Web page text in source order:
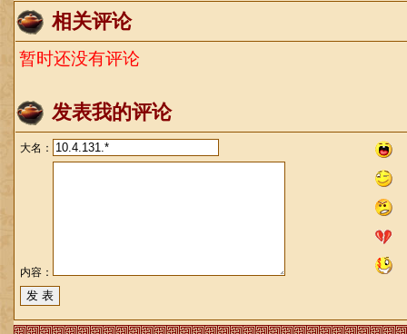
相关评论
暂时还没有评论
发表我的评论
大名：
内容：